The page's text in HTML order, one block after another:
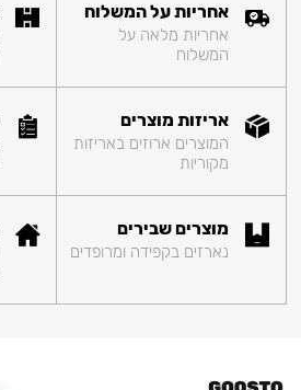
אחריות על המשלוח
אחריות מלאה על
המשלוח
אריזות מוצרים
המוצרים ארוזים באריזות
מקוריות
מוצרים שבירים
נארזים בקפידה ומרופדים